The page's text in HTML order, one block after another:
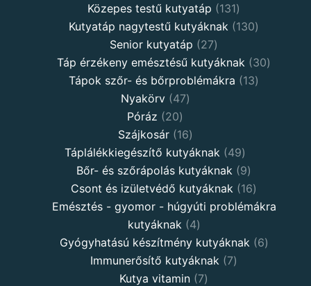
Közepes testű kutyatáp
131
Kutyatáp nagytestű kutyáknak
130
Senior kutyatáp
27
Táp érzékeny emésztésű kutyáknak
30
Tápok szőr- és bőrproblémákra
13
Nyakörv
47
Póráz
20
Szájkosár
16
Táplálékkiegészítő kutyáknak
49
Bőr- és szőrápolás kutyáknak
9
Csont és izületvédő kutyáknak
16
Emésztés - gyomor - húgyúti problémákra
kutyáknak
4
Gyógyhatású készítmény kutyáknak
6
Immunerősítő kutyáknak
7
Kutya vitamin 7